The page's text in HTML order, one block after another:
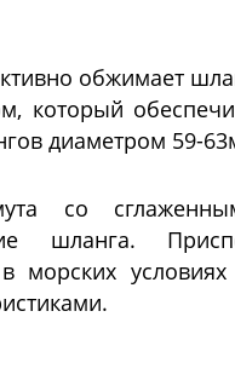
обжимает
который
диаметром 59-
со
шланга.
морских